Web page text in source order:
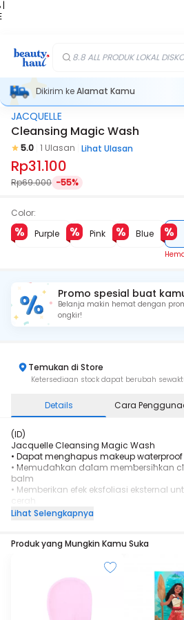
|
8.8 ALL PRODUK LOKAL
Dikirim keAlamat Kamu
JACQUELLE
Cleansing Magic Wash
5.0 1 Ulasan Lihat Ulasan
Rp31.100
Rp69.000 -55%
Color:
Purple
Pink Blue
Promo spesial buat
Belanja makin hemat dengan
ongkir!
Temukan di Store
Ketersediaan stock dapat berubah
Details Cara
(ID)
Jacquelle Cleansing Magic Wash
• Dapat menghapus makeup
• Memudahkan dalam membersihkan
balm
• Memberikan efek eksfoliasi eksternal
cerah
• Mencegah jerawat akibat
cruelty free
Deskripsi Produk :
Easy to use, saves time, money and
Magic Wash adalah tool multi fungsi
Lihat Selengkapnya
Produk yang Mungkin Kamu Suka